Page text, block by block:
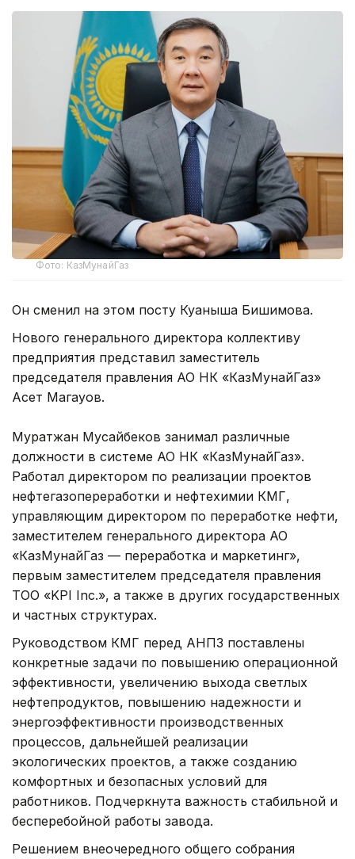
Фото: КазМунайГаз
Он сменил на этом посту Куаныша Бишимова.
Нового генерального директора коллективу
предприятия представил заместитель
председателя правления АО НК «КазМунайГаз»
Асет Магауов.
Муратжан Мусайбеков занимал различные
должности в системе АО НК «КазМунайГаз».
Работал директором по реализации проектов
нефтегазопереработки и нефтехимии КМГ,
управляющим директором по переработке нефти,
заместителем генерального директора АО
«КазМунайГаз — переработка и маркетинг»,
первым заместителем председателя правления
ТОО «KPI Inc.», а также в других государственных
и частных структурах.
Руководством КМГ перед АНПЗ поставлены
конкретные задачи по повышению операционной
эффективности, увеличению выхода светлых
нефтепродуктов, повышению надежности и
энергоэффективности производственных
процессов, дальнейшей реализации
экологических проектов, а также созданию
комфортных и безопасных условий для
работников. Подчеркнута важность стабильной и
бесперебойной работы завода.
Решением внеочередного общего собрания